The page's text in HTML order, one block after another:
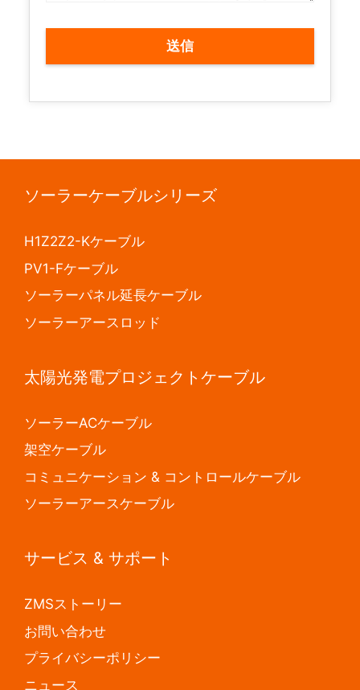
ソーラーケーブルシリーズ
H1Z2Z2-Kケーブル
PV1-Fケーブル
ソーラーパネル延長ケーブル
ソーラーアースロッド
太陽光発電プロジェクトケーブル
ソーラーACケーブル
架空ケーブル
コミュニケーション & コントロールケーブル
ソーラーアースケーブル
サービス & サポート
ZMSストーリー
お問い合わせ
プライバシーポリシー
ニュース